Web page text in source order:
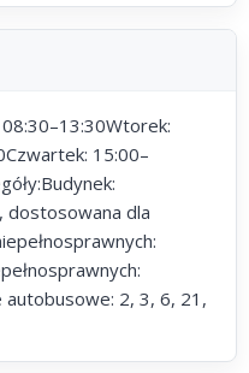
15:00–
dostosowana dla
autobusowe: 2, 3, 6, 21,